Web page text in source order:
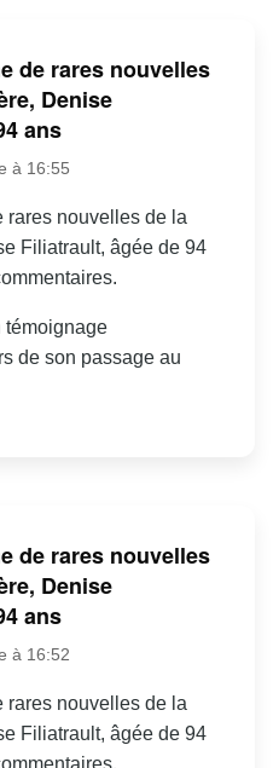
de rares nouvelles
Denise
ans
à 16:55
rares nouvelles de la
Filiatrault, âgée de 94
témoignage
de son passage au
de rares nouvelles
Denise
ans
à 16:52
rares nouvelles de la
Filiatrault, âgée de 94